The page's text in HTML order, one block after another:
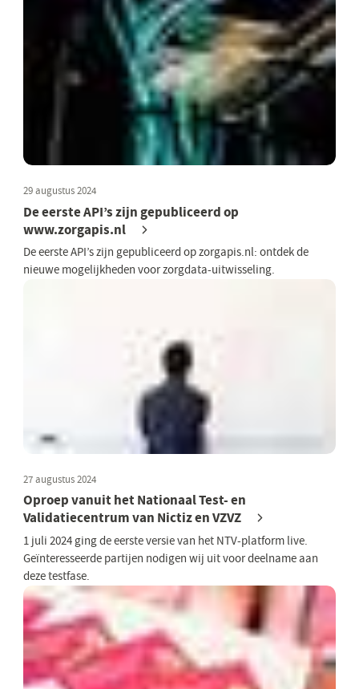
29 augustus 2024
De eerste API’s zijn gepubliceerd op
www.zorgapis.nl
De eerste API’s zijn gepubliceerd op zorgapis.nl: ontdek de
nieuwe mogelijkheden voor zorgdata-uitwisseling.
27 augustus 2024
Oproep vanuit het Nationaal Test- en
Validatiecentrum van Nictiz en VZVZ
1 juli 2024 ging de eerste versie van het NTV-platform live.
Geïnteresseerde partijen nodigen wij uit voor deelname aan
deze testfase.